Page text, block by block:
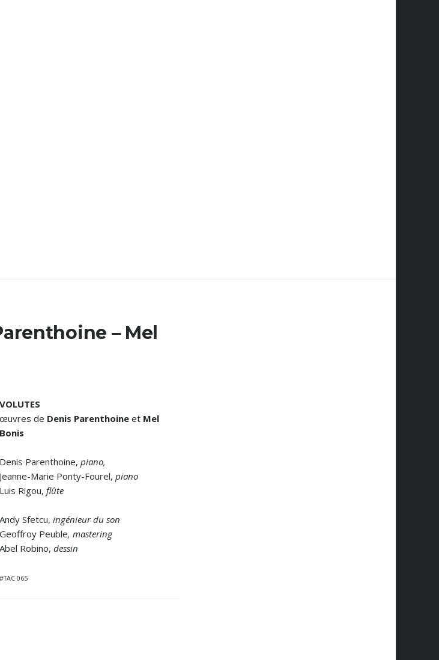
– Mel
VOLUTES
œuvres de Denis Parenthoine et Mel
Bonis
Denis Parenthoine, piano,
Jeanne-Marie Ponty-Fourel, piano
Luis Rigou, flûte
Andy Sfetcu, ingénieur du son
Geoffroy Peuble, mastering
Abel Robino, dessin
#TAC 065